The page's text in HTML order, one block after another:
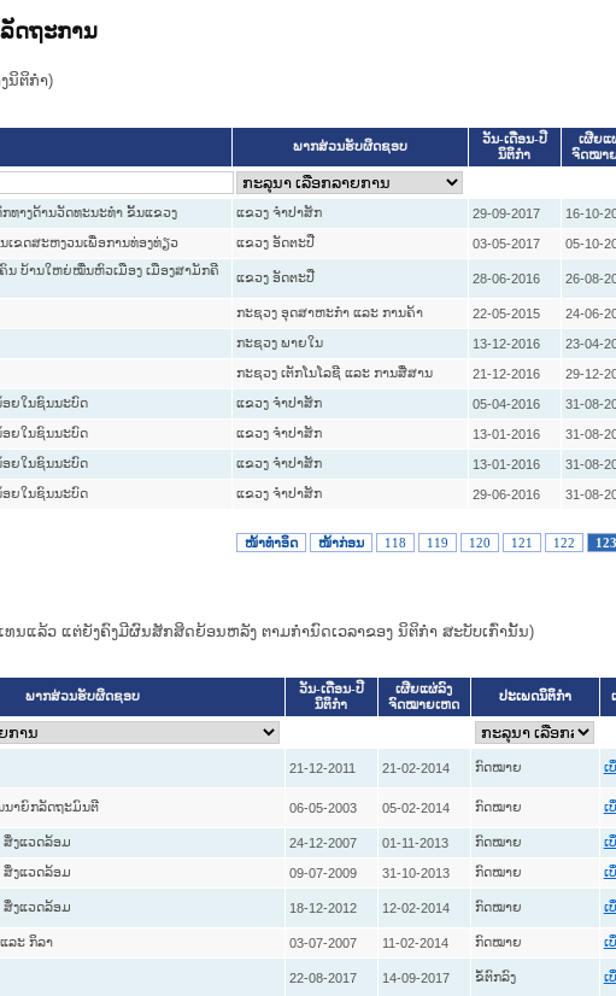
ດຖະການ
ນິຕິກໍາ)
ພາກສ່ວນຮັບຜິດຊອບ
ວັນ-ເດືອນ-ປີ
ນິຕິກໍາ
ເຜີຍແ
ຈົດໝາ
ທາງດ້ານວັດທະນະທຳ ຂັ້ນແຂວງ ແຂວງ ຈໍາປາສັກ 29-09-2017 16-10-
ເຂດສະຫງວນເພື່ອການທ່ອງທ່ຽວ ແຂວງ ອັດຕະປື 03-05-2017 05-10-
ນ ບ້ານໃຫຍ່ໝື່ນຫົວເມືອງ ເມືອງສາມັກຄີ
ແຂວງ ອັດຕະປື 28-06-2016 26-08-
ກະຊວງ ອຸດສາຫະກຳ ແລະ ການຄ້າ 22-05-2015 24-06-
ກະຊວງ ພາຍໃນ 13-12-2016 23-04-
ກະຊວງ ເຕັກໂນໂລຊີ ແລະ ການສື່ສານ 21-12-2016 29-12-
ອຍໃນຊົນນະບົດ ແຂວງ ຈໍາປາສັກ 05-04-2016 31-08-
ອຍໃນຊົນນະບົດ ແຂວງ ຈໍາປາສັກ 13-01-2016 31-08-
ອຍໃນຊົນນະບົດ ແຂວງ ຈໍາປາສັກ 13-01-2016 31-08-
ອຍໃນຊົນນະບົດ ແຂວງ ຈໍາປາສັກ 29-06-2016 31-08-
ໜ້າທໍາອິດ ໜ້າກ່ອນ 118 119 120 121 122 123
ນແລ້ວ ແຕ່ຍັງຄົງມີຜົນສັກສິດຍ້ອນຫລັງ ຕາມກໍານົດເວລາຂອງ ນິຕິກໍາ ສະບັບເກົ່ານັ້ນ)
ພາກສ່ວນຮັບຜິດຊອບ
ວັນ-ເດືອນ-ປີ
ນິຕິກໍາ
ເຜີຍແຜ່ລົງ
ຈົດໝາຍເຫດ
ປະເພດນິຕິກຳ
21-12-2011 21-02-2014 ກົດໝາຍ ເ
ນາຍົກລັດຖະມົນຕີ 06-05-2003 05-02-2014 ກົດໝາຍ ເ
ສິ່ງແວດລ້ອມ 24-12-2007 01-11-2013 ກົດໝາຍ ເ
ສິ່ງແວດລ້ອມ 09-07-2009 31-10-2013 ກົດໝາຍ ເ
ສິ່ງແວດລ້ອມ 18-12-2012 12-02-2014 ກົດໝາຍ ເ
ລະ ກິລາ 03-07-2007 11-02-2014 ກົດໝາຍ ເ
22-08-2017 14-09-2017 ຂໍ້ຕົກລົງ ເ